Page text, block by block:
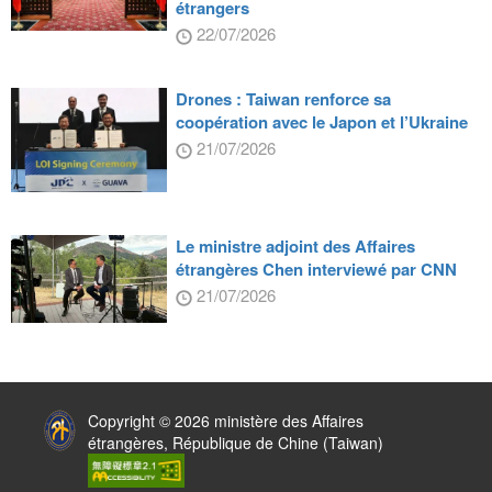
étrangers
22/07/2026
Drones : Taiwan renforce sa
coopération avec le Japon et l’Ukraine
21/07/2026
Le ministre adjoint des Affaires
étrangères Chen interviewé par CNN
21/07/2026
Copyright © 2026 ministère des Affaires
étrangères, République de Chine (Taiwan)